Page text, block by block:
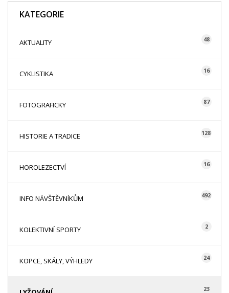
KATEGORIE
AKTUALITY 48
CYKLISTIKA 16
FOTOGRAFICKY 87
HISTORIE A TRADICE 128
HOROLEZECTVÍ 16
INFO NÁVŠTĚVNÍKŮM 492
KOLEKTIVNÍ SPORTY 2
KOPCE, SKÁLY, VÝHLEDY 24
23